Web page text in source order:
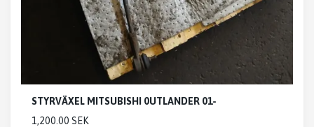
STYRVÄXEL MITSUBISHI 0UTLANDER 01-
1,200.00 SEK